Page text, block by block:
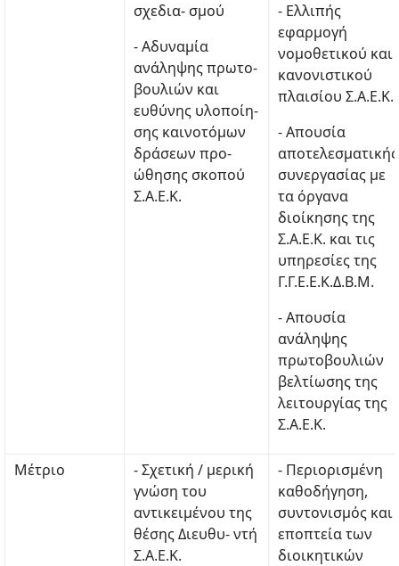
σχεδια- σμού
- Αδυναμία
ανάληψης πρωτο-
βουλιών και
ευθύνης υλοποίη-
σης καινοτόμων
δράσεων προ-
ώθησης σκοπού
Σ.Α.Ε.Κ.
- Ελλιπής
εφαρμογή
νομοθετικού και
κανονιστικού
πλαισίου Σ.Α.Ε.Κ.
- Απουσία
αποτελεσματικής
συνεργασίας με
τα όργανα
διοίκησης της
Σ.Α.Ε.Κ. και τις
υπηρεσίες της
Γ.Γ.Ε.Ε.Κ.Δ.Β.Μ.
- Απουσία
ανάληψης
πρωτοβουλιών
βελτίωσης της
λειτουργίας της
Σ.Α.Ε.Κ.
Μέτριο
- Σχετική / μερική
γνώση του
αντικειμένου της
θέσης Διευθυ- ντή
Σ.Α.Ε.Κ.
- Περιορισμένη
καθοδήγηση,
συντονισμός και
εποπτεία των
διοικητικών